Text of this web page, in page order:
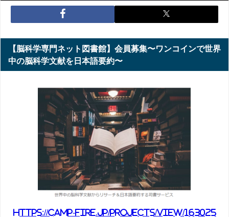
【脳科学専門ネット図書館】会員募集〜ワンコインで世界
中の脳科学文献を日本語要約〜
https://camp-fire.jp/projects/view/163025